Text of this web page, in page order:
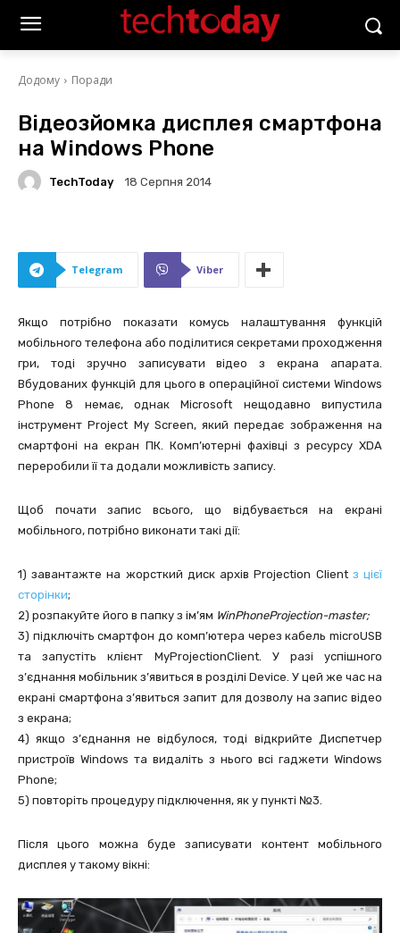
Додому Поради
Відеозйомка дисплея смартфона
на Windows Phone
TechToday 18 Серпня 2014
Telegram Viber
Якщо потрібно показати комусь налаштування функцій
мобільного телефона або поділитися секретами проходження
гри, тоді зручно записувати відео з екрана апарата.
Вбудованих функцій для цього в операційної системи Windows
Phone 8 немає, однак Microsoft нещодавно випустила
інструмент Project My Screen, який передає зображення на
смартфоні на екран ПК. Комп’ютерні фахівці з ресурсу XDA
переробили її та додали можливість запису.
Щоб почати запис всього, що відбувається на екрані
мобільного, потрібно виконати такі дії:
1) завантажте на жорсткий диск архів Projection Client з цієї
сторінки;
2) розпакуйте його в папку з ім’ям WinPhoneProjection-master;
3) підключіть смартфон до комп’ютера через кабель microUSB
та запустіть клієнт MyProjectionClient. У разі успішного
з’єднання мобільник з’явиться в розділі Device. У цей же час на
екрані смартфона з’явиться запит для дозволу на запис відео
з екрана;
4) якщо з’єднання не відбулося, тоді відкрийте Диспетчер
пристроїв Windows та видаліть з нього всі гаджети Windows
Phone;
5) повторіть процедуру підключення, як у пункті №3.
Після цього можна буде записувати контент мобільного
дисплея у такому вікні: